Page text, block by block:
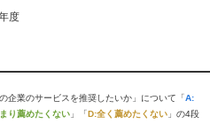
度
企業のサービスを推奨したいか」について「A:
り薦めたくない 」「D:全く薦めたくない 」の4段